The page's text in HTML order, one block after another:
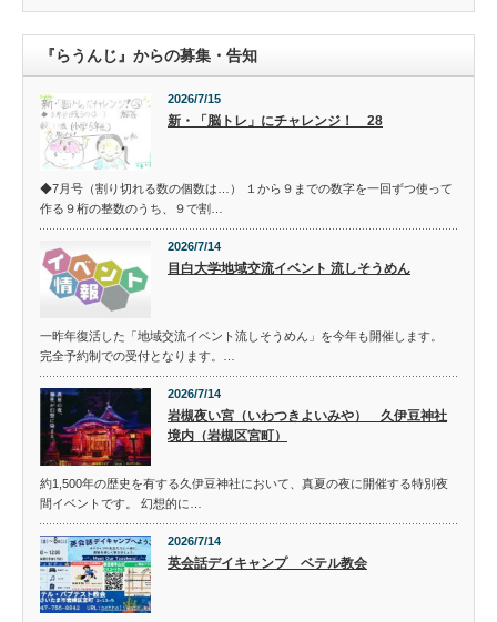
『らうんじ』からの募集・告知
2026/7/15
新・「脳トレ」にチャレンジ！ 28
◆7月号（割り切れる数の個数は…） １から９までの数字を一回ずつ使って
作る９桁の整数のうち、９で割…
2026/7/14
目白大学地域交流イベント 流しそうめん
一昨年復活した「地域交流イベント流しそうめん」を今年も開催します。
完全予約制での受付となります。…
2026/7/14
岩槻夜い宮（いわつきよいみや） 久伊豆神社
境内（岩槻区宮町）
約1,500年の歴史を有する久伊豆神社において、真夏の夜に開催する特別夜
間イベントです。 幻想的に…
2026/7/14
英会話デイキャンプ ベテル教会